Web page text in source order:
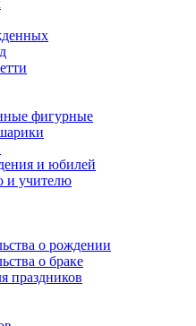
фигурные
и юбилей
и учителю
о рождении
о браке
праздников